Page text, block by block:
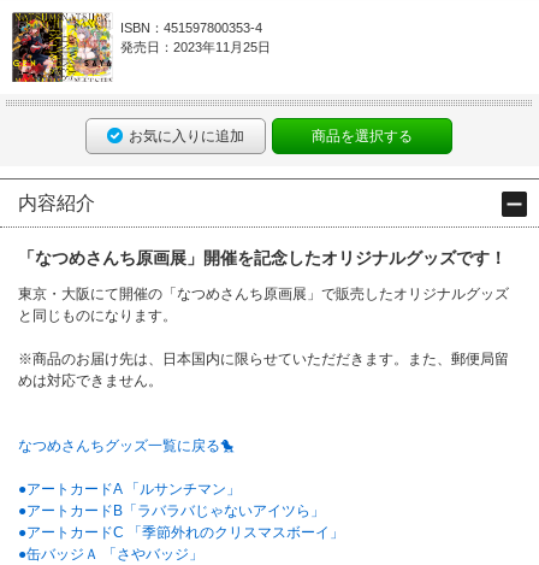
ISBN：451597800353-4
発売日：2023年11月25日
お気に入りに追加 商品を選択する
内容紹介
「なつめさんち原画展」開催を記念したオリジナルグッズです！
東京・大阪にて開催の「なつめさんち原画展」で販売したオリジナルグッズ
と同じものになります。
※商品のお届け先は、日本国内に限らせていただだきます。また、郵便局留
めは対応できません。
なつめさんちグッズ一覧に戻る🐤
●アートカードA 「ルサンチマン」
●アートカードB「ラバラバじゃないアイツら」
●アートカードC 「季節外れのクリスマスボーイ」
●缶バッジＡ 「さやバッジ」